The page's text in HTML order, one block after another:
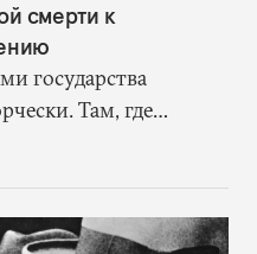
смерти к
государства
Там, где
угаре,
вскрывшиеся